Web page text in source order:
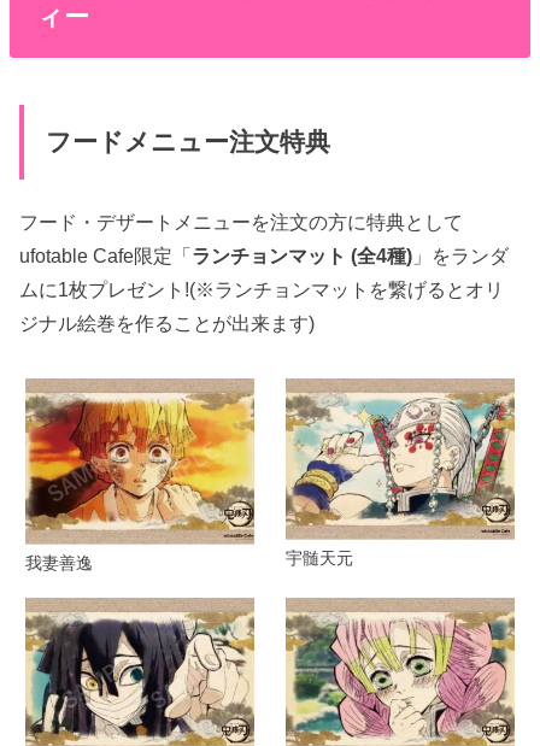
ィー
フードメニュー注文特典
フード・デザートメニューを注文の方に特典として
ufotable Cafe限定「ランチョンマット (全4種) 」をランダ
ムに1枚プレゼント!(※ランチョンマットを繋げるとオリ
ジナル絵巻を作ることが出来ます)
我妻善逸 宇髄天元